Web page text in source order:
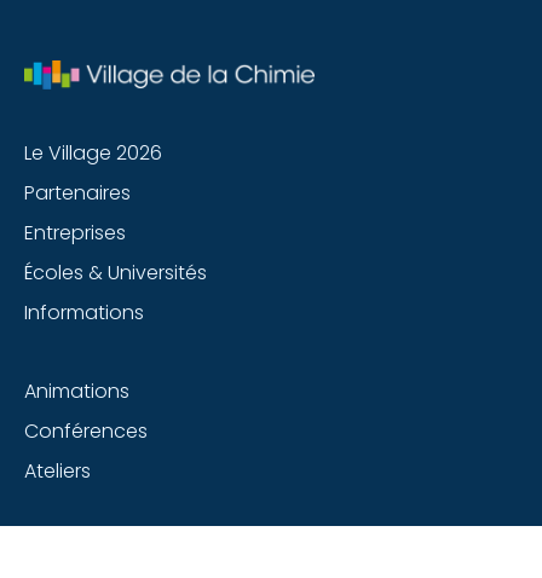
Le Village 2026
Partenaires
Entreprises
Écoles & Universités
Informations
Animations
Conférences
Ateliers